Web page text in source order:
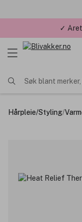
✓
Søk blant
Hårpleie/Styling/